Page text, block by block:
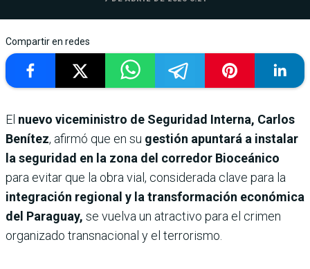
Compartir en redes
El nuevo viceministro de Seguridad Interna, Carlos
Benítez, afirmó que en su gestión apuntará a instalar
la seguridad en la zona del corredor Bioceánico
para evitar que la obra vial, considerada clave para la
integración regional y la transformación económica
del Paraguay, se vuelva un atractivo para el crimen
organizado transnacional y el terrorismo.